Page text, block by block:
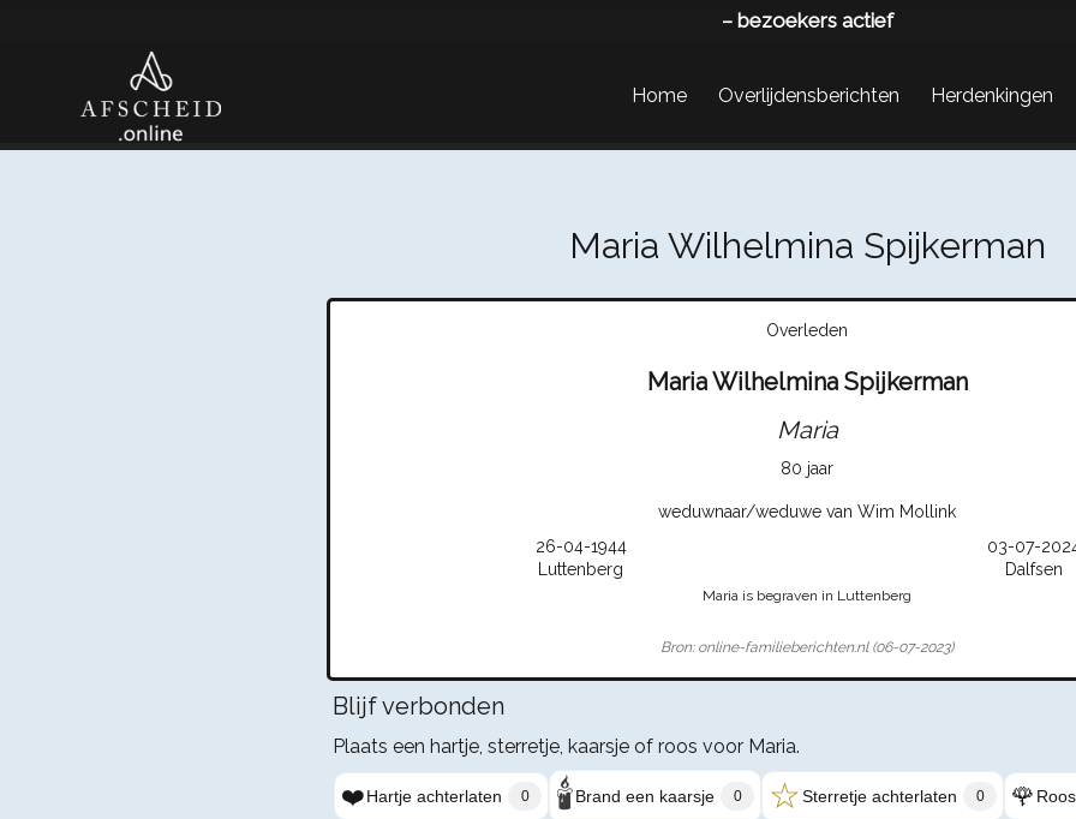
– bezoekers actief
Home Overlijdensberichten Herdenkingen
Maria Wilhelmina Spijkerman
Overleden
Maria Wilhelmina Spijkerman
Maria
80 jaar
weduwnaar/weduwe van Wim Mollink
26-04-1944
03-07-
Luttenberg
Dalfsen
Maria is begraven in Luttenberg
Bron: online-familieberichten.nl (06-07-2023)
Blijf verbonden
Plaats een hartje, sterretje, kaarsje of roos voor Maria.
❤️Hartje achterlaten 0 🕯️Brand een kaarsje 0 ☆Sterretje achterlaten 0 🌹